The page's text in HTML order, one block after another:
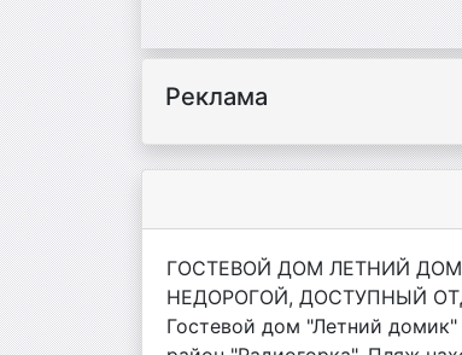
Реклама
ГОСТЕВОЙ ДОМ ЛЕТНИЙ
НЕДОРОГОЙ, ДОСТУПНЫЙ
Гостевой дом "Летний